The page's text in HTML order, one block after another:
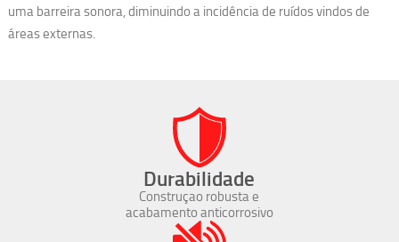
uma barreira sonora, diminuindo a incidência de ruídos vindos de
áreas externas.
Durabilidade
Construçao robusta e
acabamento anticorrosivo